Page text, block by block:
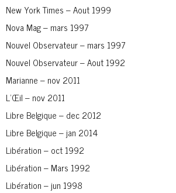
New York Times – Aout 1999
Nova Mag – mars 1997
Nouvel Observateur – mars 1997
Nouvel Observateur – Aout 1992
Marianne – nov 2011
L’Œil – nov 2011
Libre Belgique – dec 2012
Libre Belgique – jan 2014
Libération – oct 1992
Libération – Mars 1992
Libération – jun 1998